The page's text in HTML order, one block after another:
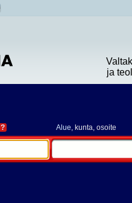
ja
? Alue, kunta, osoite